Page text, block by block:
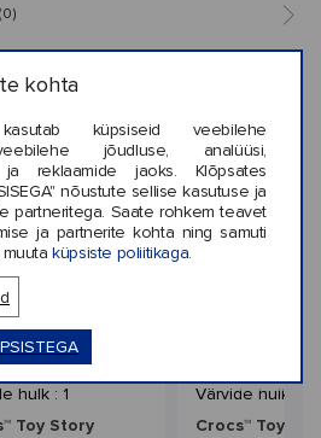
kohta
küpsiseid veebilehe
jõudluse, analüüsi,
ja reklaamide jaoks. Klõpsates
nõustute sellise kasutuse ja
partneritega. Saate rohkem teavet
ja partnerite kohta ning samuti
küpsiste poliitikaga.
hulk : 1
Toy Story
Uus
Värvide hulk : 1
Crocs™ Toy